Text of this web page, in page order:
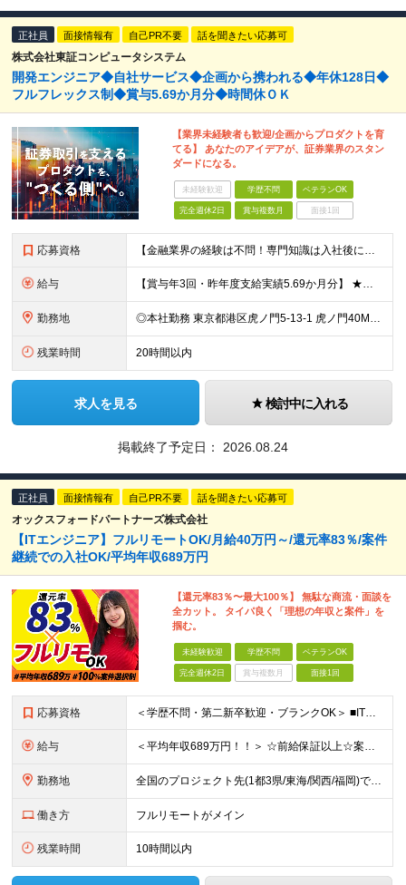
正社員 面接情報有 自己PR不要 話を聞きたい応募可
株式会社東証コンピュータシステム
開発エンジニア◆自社サービス◆企画から携われる◆年休128日◆
フルフレックス制◆賞与5.69か月分◆時間休ＯＫ
【業界未経験者も歓迎/企画からプロダクトを育
てる】 あなたのアイデアが、証券業界のスタン
ダードになる。
未経験歓迎 学歴不問 ベテランOK
完全週休2日 賞与複数月 面接1回
応募資格 【金融業界の経験は不問！専門知識は入社後に学べます】 ◎学歴不問 ◎システム開発の実務経験をお持ちの方 └3年以上・Java、C#いずれかの使用経験をお持ちの方を想定しております 【以下のような方は
給与 【賞与年3回・昨年度支給実績5.69か月分】 ★想定年収500万円～ ★前職給与考慮あり 月給27万円～59万円 +残業代全額支給(1分単位、監督職以下) +人事評価による賞与年2回（4月/10月）
勤務地 ◎本社勤務 東京都港区虎ノ門5-13-1 虎ノ門40MTビル 8F ※原則として、転居を伴う転勤はありません ※(変更の範囲)上記を除く当社関連勤務地
残業時間 20時間以内
求人を見る 検討中に入れる
掲載終了予定日： 2026.08.24
正社員 面接情報有 自己PR不要 話を聞きたい応募可
オックスフォードパートナーズ株式会社
【ITエンジニア】フルリモートOK/月給40万円～/還元率83％/案件
継続での入社OK/平均年収689万円
【還元率83％〜最大100％】 無駄な商流・面談を
全カット。 タイパ良く「理想の年収と案件」を
掴む。
未経験歓迎 学歴不問 ベテランOK
完全週休2日 賞与複数月 面接1回
応募資格 ＜学歴不問・第二新卒歓迎・ブランクOK＞ ■ITシステム／インフラの開発・運用・保守いずれかの工程に携わった経験がある方 ┗ITエンジニアとして、1年以上活躍されている方を想定しています。 ┗分野、
給与 ＜平均年収689万円！！＞ ☆前給保証以上☆案件待機期間も給与保証あり☆ 月給40万円～120万円（固定残業代含む） ※経験や能力を考慮し決定します ※試用期間6ヶ月あり。条件や待遇に差異はありませ
勤務地 全国のプロジェクト先(1都3県/東海/関西/福岡)での勤務となります。 ★全国から参画可能な案件あり！ ★リモートワーク・リモート併用・常駐案件すべてあり！ ★転居を伴う転勤はナシ ┗1人1人の働き
働き方 フルリモートがメイン
残業時間 10時間以内